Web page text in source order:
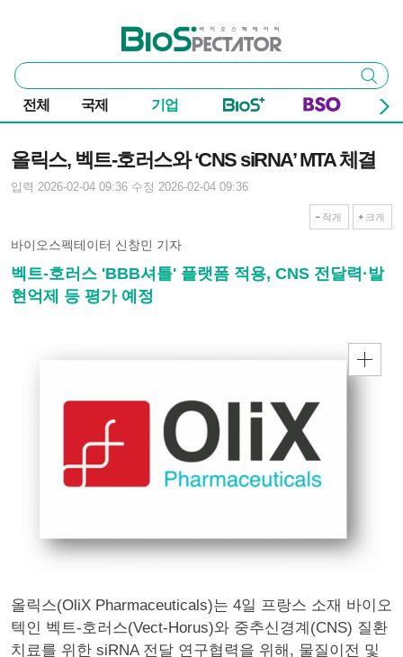
바이오스펙테이터
통
합
검
색
검색
전체 국제 기업
올릭스, 벡트-호러스와 ‘CNS siRNA’ MTA 체결
입력 2026-02-04 09:36 수정 2026-02-04 09:36
작게 크게
바이오스펙테이터 신창민 기자
벡트-호러스 'BBB셔틀' 플랫폼 적용, CNS 전달력·발
현억제 등 평가 예정
올릭스(OliX Pharmaceuticals)는 4일 프랑스 소재 바이오
텍인 벡트-호러스(Vect-Horus)와 중추신경계(CNS) 질환
치료를 위한 siRNA 전달 연구협력을 위해, 물질이전 및